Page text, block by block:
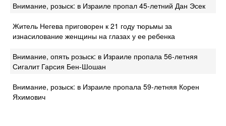
Внимание, розыск: в Израиле пропал 45-летний Дан Эсек
Житель Негева приговорен к 21 году тюрьмы за
изнасилование женщины на глазах у ее ребенка
Внимание, опять розыск: в Израиле пропала 56-летняя
Сигалит Гарсия Бен-Шошан
Внимание, розыск: в Израиле пропала 59-летняя Корен
Яхимович